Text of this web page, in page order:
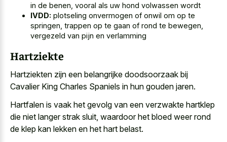
in de benen, vooral als uw hond volwassen wordt
IVDD: plotseling onvermogen of onwil om op te
springen, trappen op te gaan of rond te bewegen,
vergezeld van pijn en verlamming
Hartziekte
Hartziekten zijn een belangrijke doodsoorzaak bij
Cavalier King Charles Spaniels in hun gouden jaren.
Hartfalen is vaak het gevolg van een verzwakte hartklep
die niet langer strak sluit, waardoor het bloed weer rond
de klep kan lekken en het hart belast.